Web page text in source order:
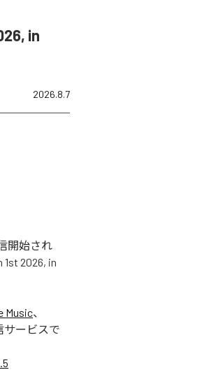
in
2026.8.7
開始され
2026, in
Music、
サービスで